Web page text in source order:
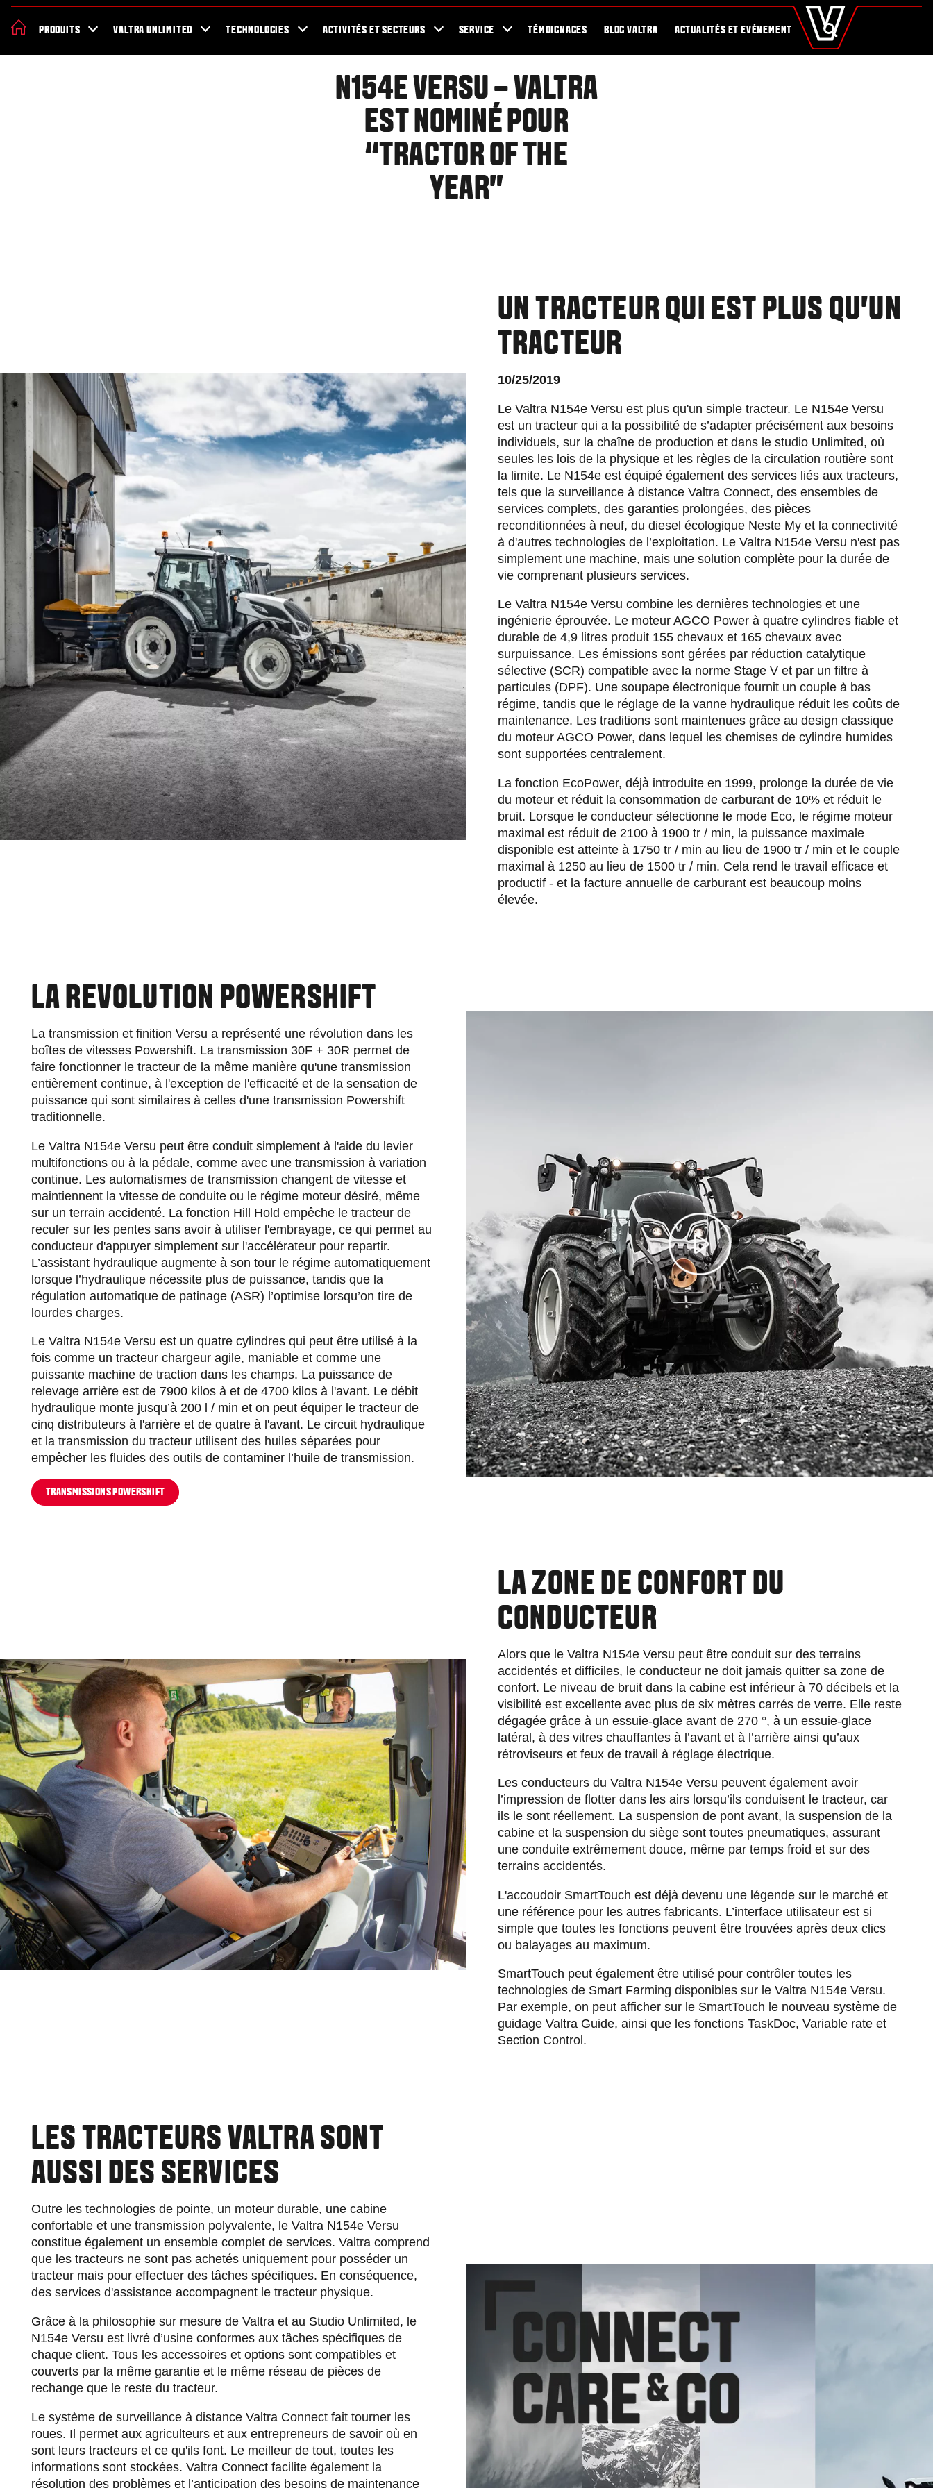
Santé et Agronomie des sols
Santé et sécurité au travail
fr
Global
Finland
Portugal
Slovakia
South America
Brazil
Middle East
United Arab Emirates
Africa
English
Asia
China
Australia
PRODUITS VALTRA UNLIMITED TECHNOLOGIES ACTIVITÉS ET SECTEURS SERVICE TÉMOIGNAGES BLOG VALTRA ACTUALITÉS ET EVÉNEMENT RECHERCHE
N154E VERSU – VALTRA
EST NOMINÉ POUR
“TRACTOR OF THE
YEAR”
UN TRACTEUR QUI EST PLUS QU’UN
TRACTEUR
10/25/2019
Le Valtra N154e Versu est plus qu'un simple tracteur. Le N154e Versu
est un tracteur qui a la possibilité de s’adapter précisément aux besoins
individuels, sur la chaîne de production et dans le studio Unlimited, où
seules les lois de la physique et les règles de la circulation routière sont
la limite. Le N154e est équipé également des services liés aux tracteurs,
tels que la surveillance à distance Valtra Connect, des ensembles de
services complets, des garanties prolongées, des pièces
reconditionnées à neuf, du diesel écologique Neste My et la connectivité
à d'autres technologies de l’exploitation. Le Valtra N154e Versu n'est pas
simplement une machine, mais une solution complète pour la durée de
vie comprenant plusieurs services.
Le Valtra N154e Versu combine les dernières technologies et une
ingénierie éprouvée. Le moteur AGCO Power à quatre cylindres fiable et
durable de 4,9 litres produit 155 chevaux et 165 chevaux avec
surpuissance. Les émissions sont gérées par réduction catalytique
sélective (SCR) compatible avec la norme Stage V et par un filtre à
particules (DPF). Une soupape électronique fournit un couple à bas
régime, tandis que le réglage de la vanne hydraulique réduit les coûts de
maintenance. Les traditions sont maintenues grâce au design classique
du moteur AGCO Power, dans lequel les chemises de cylindre humides
sont supportées centralement.
La fonction EcoPower, déjà introduite en 1999, prolonge la durée de vie
du moteur et réduit la consommation de carburant de 10% et réduit le
bruit. Lorsque le conducteur sélectionne le mode Eco, le régime moteur
maximal est réduit de 2100 à 1900 tr / min, la puissance maximale
disponible est atteinte à 1750 tr / min au lieu de 1900 tr / min et le couple
maximal à 1250 au lieu de 1500 tr / min. Cela rend le travail efficace et
productif - et la facture annuelle de carburant est beaucoup moins
élevée.
LA REVOLUTION POWERSHIFT
La transmission et finition Versu a représenté une révolution dans les
boîtes de vitesses Powershift. La transmission 30F + 30R permet de
faire fonctionner le tracteur de la même manière qu'une transmission
entièrement continue, à l'exception de l'efficacité et de la sensation de
puissance qui sont similaires à celles d'une transmission Powershift
traditionnelle.
Le Valtra N154e Versu peut être conduit simplement à l'aide du levier
multifonctions ou à la pédale, comme avec une transmission à variation
continue. Les automatismes de transmission changent de vitesse et
maintiennent la vitesse de conduite ou le régime moteur désiré, même
sur un terrain accidenté. La fonction Hill Hold empêche le tracteur de
reculer sur les pentes sans avoir à utiliser l'embrayage, ce qui permet au
conducteur d'appuyer simplement sur l'accélérateur pour repartir.
L’assistant hydraulique augmente à son tour le régime automatiquement
lorsque l’hydraulique nécessite plus de puissance, tandis que la
régulation automatique de patinage (ASR) l’optimise lorsqu’on tire de
lourdes charges.
Le Valtra N154e Versu est un quatre cylindres qui peut être utilisé à la
fois comme un tracteur chargeur agile, maniable et comme une
puissante machine de traction dans les champs. La puissance de
relevage arrière est de 7900 kilos à et de 4700 kilos à l'avant. Le débit
hydraulique monte jusqu’à 200 l / min et on peut équiper le tracteur de
cinq distributeurs à l'arrière et de quatre à l'avant. Le circuit hydraulique
et la transmission du tracteur utilisent des huiles séparées pour
empêcher les fluides des outils de contaminer l’huile de transmission.
TRANSMISSIONS POWERSHIFT
LA ZONE DE CONFORT DU
CONDUCTEUR
Alors que le Valtra N154e Versu peut être conduit sur des terrains
accidentés et difficiles, le conducteur ne doit jamais quitter sa zone de
confort. Le niveau de bruit dans la cabine est inférieur à 70 décibels et la
visibilité est excellente avec plus de six mètres carrés de verre. Elle reste
dégagée grâce à un essuie-glace avant de 270 °, à un essuie-glace
latéral, à des vitres chauffantes à l’avant et à l’arrière ainsi qu’aux
rétroviseurs et feux de travail à réglage électrique.
Les conducteurs du Valtra N154e Versu peuvent également avoir
l’impression de flotter dans les airs lorsqu’ils conduisent le tracteur, car
ils le sont réellement. La suspension de pont avant, la suspension de la
cabine et la suspension du siège sont toutes pneumatiques, assurant
une conduite extrêmement douce, même par temps froid et sur des
terrains accidentés.
L'accoudoir SmartTouch est déjà devenu une légende sur le marché et
une référence pour les autres fabricants. L’interface utilisateur est si
simple que toutes les fonctions peuvent être trouvées après deux clics
ou balayages au maximum.
SmartTouch peut également être utilisé pour contrôler toutes les
technologies de Smart Farming disponibles sur le Valtra N154e Versu.
Par exemple, on peut afficher sur le SmartTouch le nouveau système de
guidage Valtra Guide, ainsi que les fonctions TaskDoc, Variable rate et
Section Control.
LES TRACTEURS VALTRA SONT
AUSSI DES SERVICES
Outre les technologies de pointe, un moteur durable, une cabine
confortable et une transmission polyvalente, le Valtra N154e Versu
constitue également un ensemble complet de services. Valtra comprend
que les tracteurs ne sont pas achetés uniquement pour posséder un
tracteur mais pour effectuer des tâches spécifiques. En conséquence,
des services d'assistance accompagnent le tracteur physique.
Grâce à la philosophie sur mesure de Valtra et au Studio Unlimited, le
N154e Versu est livré d’usine conformes aux tâches spécifiques de
chaque client. Tous les accessoires et options sont compatibles et
couverts par la même garantie et le même réseau de pièces de
rechange que le reste du tracteur.
Le système de surveillance à distance Valtra Connect fait tourner les
roues. Il permet aux agriculteurs et aux entrepreneurs de savoir où en
sont leurs tracteurs et ce qu'ils font. Le meilleur de tout, toutes les
informations sont stockées. Valtra Connect facilite également la
résolution des problèmes et l’anticipation des besoins de maintenance